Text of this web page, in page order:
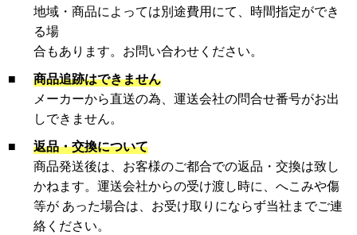
地域・商品によっては別途費用にて、時間指定ができ
る場
合もあります。お問い合わせください。
■
商品追跡はできません
メーカーから直送の為、運送会社の問合せ番号がお出
しできません。
■
返品・交換について
商品発送後は、お客様のご都合での返品・交換は致し
かねます。運送会社からの受け渡し時に、へこみや傷
等が あった場合は、お受け取りにならず当社までご連
絡ください。